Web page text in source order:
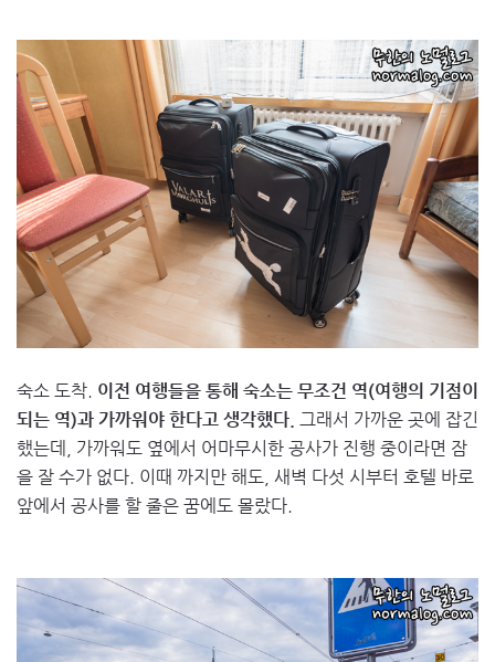
숙소 도착. 이전 여행들을 통해 숙소는 무조건 역(여행의 기점이
되는 역)과 가까워야 한다고 생각했다. 그래서 가까운 곳에 잡긴
했는데, 가까워도 옆에서 어마무시한 공사가 진행 중이라면 잠
을 잘 수가 없다. 이때 까지만 해도, 새벽 다섯 시부터 호텔 바로
앞에서 공사를 할 줄은 꿈에도 몰랐다.